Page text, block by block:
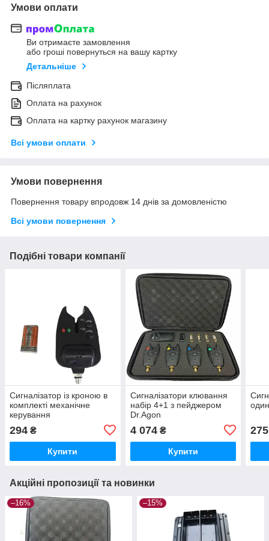
Умови оплати
Ви отримаєте замовлення
або гроші повернуться на вашу картку
Детальніше
Післяплата
Оплата на рахунок
Оплата на картку рахунок магазину
Всі умови оплати
Умови повернення
Повернення товару впродовж 14 днів за домовленістю
Всі умови повернення
Подібні товари компанії
Сигналізатор із кроною в
комплекті механічне
керування
294 ₴
Купити
Сигналізатори клювання
набір 4+1 з пейджером
Dr.Agon
4 074₴
Купити
275
Акційні пропозиції та новинки
–16% –15%